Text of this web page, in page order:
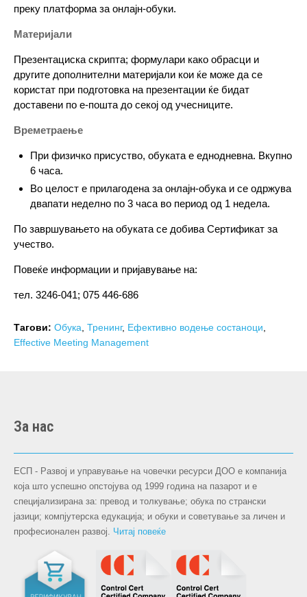
преку платформа за онлајн-обуки.
Материјали
Презентациска скрипта; формулари како обрасци и
другите дополнителни материјали кои ќе може да се
користат при подготовка на презентации ќе бидат
доставени по е-пошта до секој од учесниците.
Времетраење
При физичко присуство, обуката е еднодневна. Вкупно
6 часа.
Во целост е прилагодена за онлајн-обука и се одржува
двапати неделно по 3 часа во период од 1 недела.
По завршувањето на обуката се добива Сертификат за
учество.
Повеќе информации и пријавување на:
тел. 3246-041; 075 446-686
Тагови: Обука Тренинг, Ефективно водење состаноци
Effective Meeting Management
За нас
ЕСП - Развој и управување на човечки ресурси ДОО е компанија
која што успешно опстојува oд 1999 година на пазарот и е
специјализирана за: превод и толкување; обука по странски
јазици; компјутерска едукација; и обуки и советување за личен и
професионален развој. Читај повеќе